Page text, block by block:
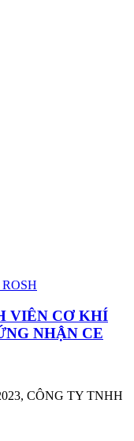
ROSH
VIÊN CƠ KHÍ
NHẬN CE
CÔNG TY TNHH